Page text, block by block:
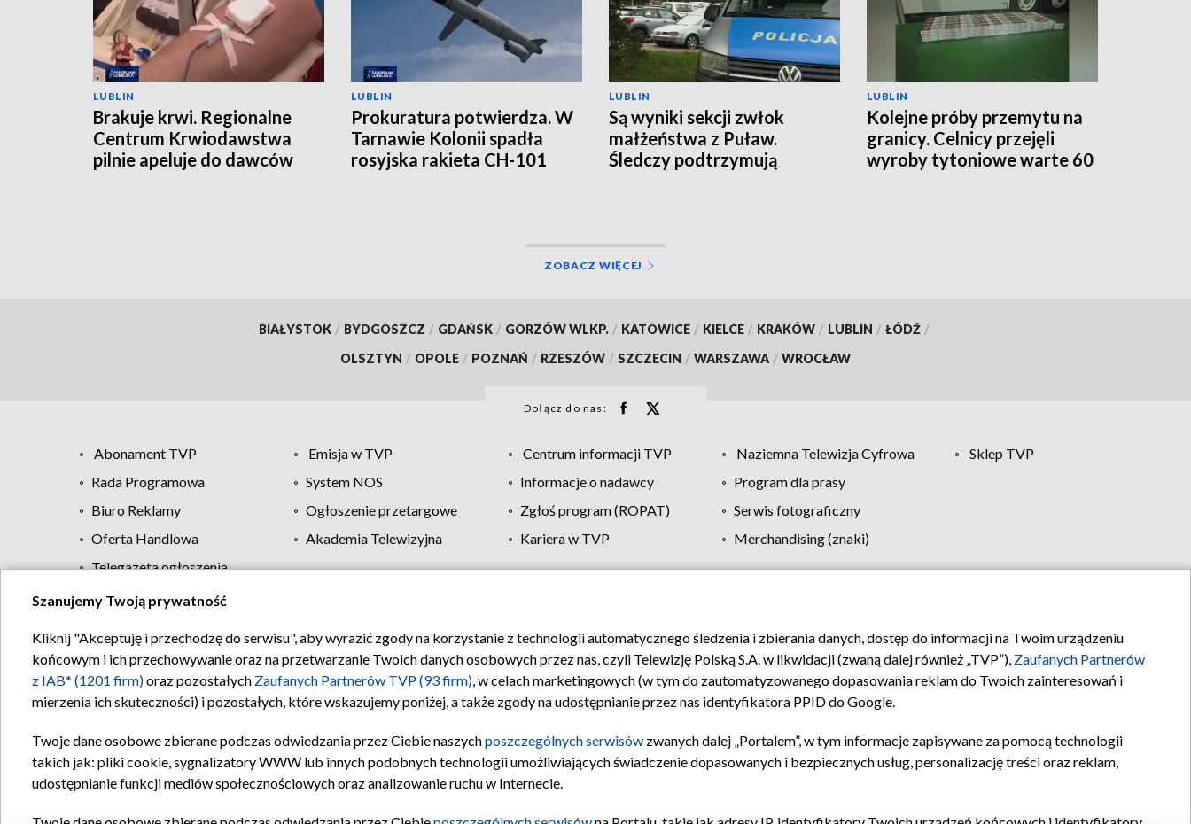
LUBLIN
Brakuje krwi. Regionalne
Centrum Krwiodawstwa
pilnie apeluje do dawców
LUBLIN
Prokuratura potwierdza. W
Tarnawie Kolonii spadła
rosyjska rakieta CH-101
LUBLIN
Są wyniki sekcji zwłok
małżeństwa z Puław.
Śledczy podtrzymują
LUBLIN
Kolejne próby przemytu na
granicy. Celnicy przejęli
wyroby tytoniowe warte 60
ZOBACZ WIĘCEJ
BIAŁYSTOK / BYDGOSZCZ / GDAŃSK / GORZÓW WLKP. / KATOWICE / KIELCE / KRAKÓW / LUBLIN / ŁÓDŹ /
OLSZTYN / OPOLE / POZNAŃ / RZESZÓW / SZCZECIN / WARSZAWA / WROCŁAW
Dołącz do nas:
Abonament TVP Emisja w TVP Centrum informacji TVP Naziemna Telewizja Cyfrowa
Sklep TVP
Rada Programowa
System NOS Informacje o nadawcy
Program dla prasy
Biuro Reklamy
Ogłoszenie przetargowe Zgłoś program (ROPAT)
Serwis fotograficzny
Oferta Handlowa
Akademia Telewizyjna Kariera w TVP
Merchandising (znaki)
Telegazeta ogłoszenia
Regulamin TVP Polityka prywatności Moje zgody Pomoc Biuro reklamy Kontakt
Szanujemy Twoją prywatność
Kliknij "Akceptuję i przechodzę do serwisu", aby wyrazić zgody na korzystanie z technologii automatycznego śledzenia i zbierania danych, dostęp do informacji na Twoim urządzeniu
końcowym i ich przechowywanie oraz na przetwarzanie Twoich danych osobowych przez nas, czyli Telewizję Polską S.A. w likwidacji (zwaną dalej również „TVP”), Zaufanych Partnerów
z IAB* (1201 firm)oraz pozostałych Zaufanych Partnerów TVP (93 firm), w celach marketingowych (w tym do zautomatyzowanego dopasowania reklam do Twoich zainteresowań i
mierzenia ich skuteczności) i pozostałych, które wskazujemy poniżej, a także zgody na udostępnianie przez nas identyfikatora PPID do Google.
Twoje dane osobowe zbierane podczas odwiedzania przez Ciebie naszychposzczególnych serwisów zwanych dalej „Portalem”, w tym informacje zapisywane za pomocą technologii
takich jak: pliki cookie, sygnalizatory WWW lub innych podobnych technologii umożliwiających świadczenie dopasowanych i bezpiecznych usług, personalizację treści oraz reklam,
udostępnianie funkcji mediów społecznościowych oraz analizowanie ruchu w Internecie.